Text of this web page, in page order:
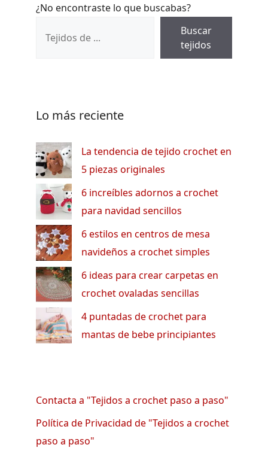
¿No encontraste lo que buscabas?
Buscar
tejidos
Lo más reciente
La tendencia de tejido crochet en
5 piezas originales
6 increíbles adornos a crochet
para navidad sencillos
6 estilos en centros de mesa
navideños a crochet simples
6 ideas para crear carpetas en
crochet ovaladas sencillas
4 puntadas de crochet para
mantas de bebe principiantes
Contacta a "Tejidos a crochet paso a paso"
Política de Privacidad de "Tejidos a crochet
paso a paso"